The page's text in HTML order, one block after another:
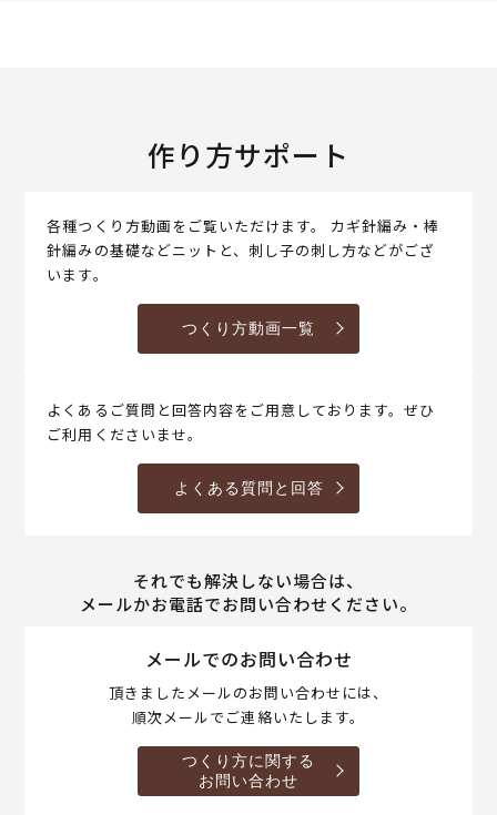
作り方サポート
各種つくり方動画をご覧いただけます。 カギ針編み・棒
針編みの基礎などニットと、刺し子の刺し方などがござ
います。
つくり方動画一覧
よくあるご質問と回答内容をご用意しております。ぜひ
ご利用くださいませ。
よくある質問と回答
それでも解決しない場合は、
メールかお電話でお問い合わせください。
メールでのお問い合わせ
頂きましたメールのお問い合わせには、
順次メールでご連絡いたします。
つくり方に関する
お問い合わせ